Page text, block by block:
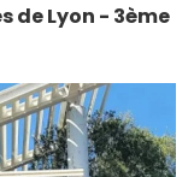
de Lyon - 3ème